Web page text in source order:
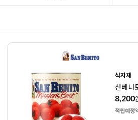
식자재
산베니
8,200
적립예정